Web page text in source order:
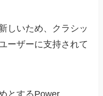
しいため、クラシッ
ーザーに支持されて
とするPower